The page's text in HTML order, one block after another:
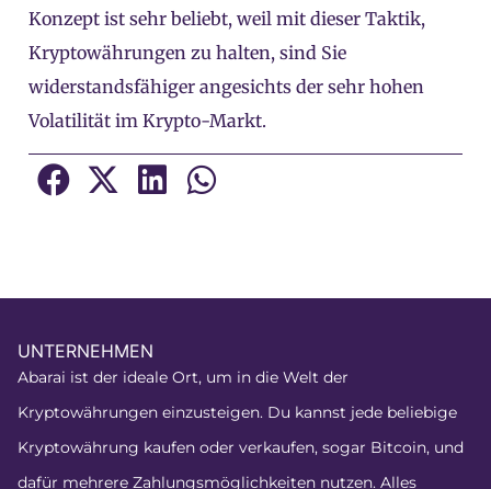
Konzept ist sehr beliebt, weil mit dieser Taktik,
Kryptowährungen zu halten, sind Sie
widerstandsfähiger angesichts der sehr hohen
Volatilität im Krypto-Markt.
UNTERNEHMEN
Abarai ist der ideale Ort, um in die Welt der
Kryptowährungen einzusteigen. Du kannst jede beliebige
Kryptowährung kaufen oder verkaufen, sogar Bitcoin, und
dafür mehrere Zahlungsmöglichkeiten nutzen. Alles